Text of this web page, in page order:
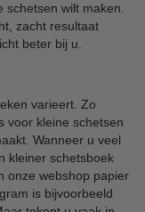
wilt maken.
zacht resultaat
beter bij u.
varieert. Zo
voor kleine schetsen
Wanneer u veel
kleiner schetsboek
onze webshop papier
is bijvoorbeeld